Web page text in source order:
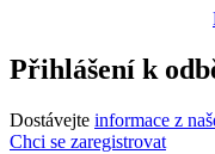
Přihlášení k
Dostávejte informace z
Chci se zaregistrovat